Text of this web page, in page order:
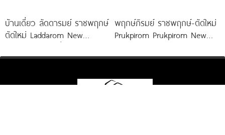
บ้านเดี่ยว ลัดดารมย์ ราชพฤกษ์
ตัดใหม่ Laddarom New
พฤกษ์ภิรมย์ ราชพฤกษ์-ตัดใหม่
Prukpirom Prukpirom New
หรู Neo